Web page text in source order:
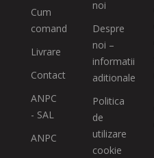
Cum
comand
Livrare
Contact
ANPC
- SAL
ANPC
noi
Despre
noi –
informatii
aditionale
Politica
de
utilizare
cookie